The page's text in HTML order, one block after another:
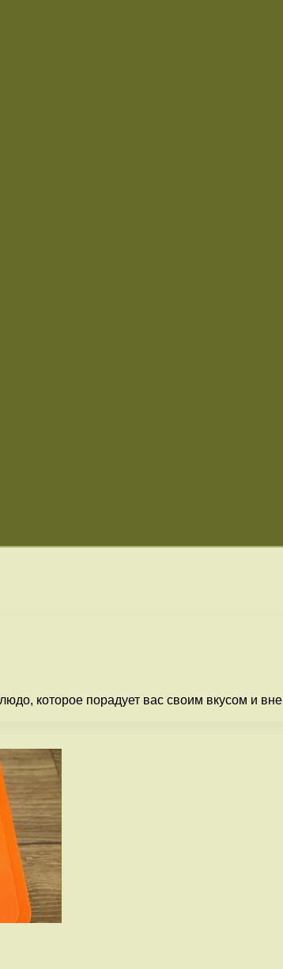
которое порадует вас своим вкусом и